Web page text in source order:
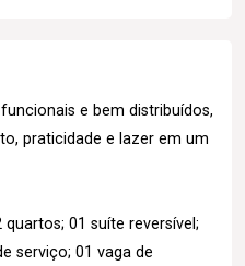
e bem distribuídos,
praticidade e lazer em um
01 suíte reversível;
serviço; 01 vaga de